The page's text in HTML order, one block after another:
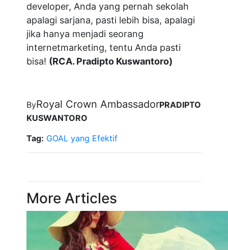
developer, Anda yang pernah sekolah
apalagi sarjana, pasti lebih bisa, apalagi
jika hanya menjadi seorang
internetmarketing, tentu Anda pasti
bisa! (RCA. Pradipto Kuswantoro)
ByRoyal Crown AmbassadorPRADIPTO
KUSWANTORO
Tag: GOAL yang Efektif
More Articles